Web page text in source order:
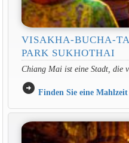
VISAKHA-BUCHA-
PARK SUKHOTHAI
Chiang Mai ist eine Stadt, die
arrow_circle_right Finden Sie eine